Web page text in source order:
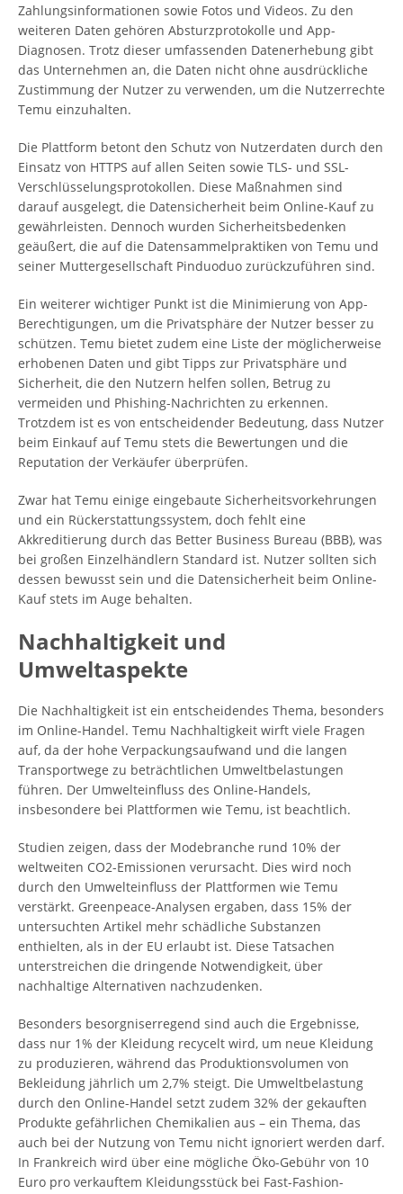
Zahlungsinformationen sowie Fotos und Videos. Zu den
weiteren Daten gehören Absturzprotokolle und App-
Diagnosen. Trotz dieser umfassenden Datenerhebung gibt
das Unternehmen an, die Daten nicht ohne ausdrückliche
Zustimmung der Nutzer zu verwenden, um die Nutzerrechte
Temu einzuhalten.
Die Plattform betont den Schutz von Nutzerdaten durch den
Einsatz von HTTPS auf allen Seiten sowie TLS- und SSL-
Verschlüsselungsprotokollen. Diese Maßnahmen sind
darauf ausgelegt, die Datensicherheit beim Online-Kauf zu
gewährleisten. Dennoch wurden Sicherheitsbedenken
geäußert, die auf die Datensammelpraktiken von Temu und
seiner Muttergesellschaft Pinduoduo zurückzuführen sind.
Ein weiterer wichtiger Punkt ist die Minimierung von App-
Berechtigungen, um die Privatsphäre der Nutzer besser zu
schützen. Temu bietet zudem eine Liste der möglicherweise
erhobenen Daten und gibt Tipps zur Privatsphäre und
Sicherheit, die den Nutzern helfen sollen, Betrug zu
vermeiden und Phishing-Nachrichten zu erkennen.
Trotzdem ist es von entscheidender Bedeutung, dass Nutzer
beim Einkauf auf Temu stets die Bewertungen und die
Reputation der Verkäufer überprüfen.
Zwar hat Temu einige eingebaute Sicherheitsvorkehrungen
und ein Rückerstattungssystem, doch fehlt eine
Akkreditierung durch das Better Business Bureau (BBB), was
bei großen Einzelhändlern Standard ist. Nutzer sollten sich
dessen bewusst sein und die Datensicherheit beim Online-
Kauf stets im Auge behalten.
Nachhaltigkeit und
Umweltaspekte
Die Nachhaltigkeit ist ein entscheidendes Thema, besonders
im Online-Handel. Temu Nachhaltigkeit wirft viele Fragen
auf, da der hohe Verpackungsaufwand und die langen
Transportwege zu beträchtlichen Umweltbelastungen
führen. Der Umwelteinfluss des Online-Handels,
insbesondere bei Plattformen wie Temu, ist beachtlich.
Studien zeigen, dass der Modebranche rund 10% der
weltweiten CO2-Emissionen verursacht. Dies wird noch
durch den Umwelteinfluss der Plattformen wie Temu
verstärkt. Greenpeace-Analysen ergaben, dass 15% der
untersuchten Artikel mehr schädliche Substanzen
enthielten, als in der EU erlaubt ist. Diese Tatsachen
unterstreichen die dringende Notwendigkeit, über
nachhaltige Alternativen nachzudenken.
Besonders besorgniserregend sind auch die Ergebnisse,
dass nur 1% der Kleidung recycelt wird, um neue Kleidung
zu produzieren, während das Produktionsvolumen von
Bekleidung jährlich um 2,7% steigt. Die Umweltbelastung
durch den Online-Handel setzt zudem 32% der gekauften
Produkte gefährlichen Chemikalien aus – ein Thema, das
auch bei der Nutzung von Temu nicht ignoriert werden darf.
In Frankreich wird über eine mögliche Öko-Gebühr von 10
Euro pro verkauftem Kleidungsstück bei Fast-Fashion-